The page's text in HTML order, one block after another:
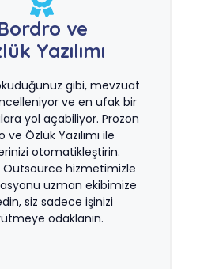
ve
Yazılımı
gibi, mevzuat
ve en ufak bir
yol açabiliyor. Prozon
ve Özlük Yazılımı ile
otomatikleştirin.
Outsource hizmetimizle
uzman ekibimize
siz sadece işinizi
odaklanın.